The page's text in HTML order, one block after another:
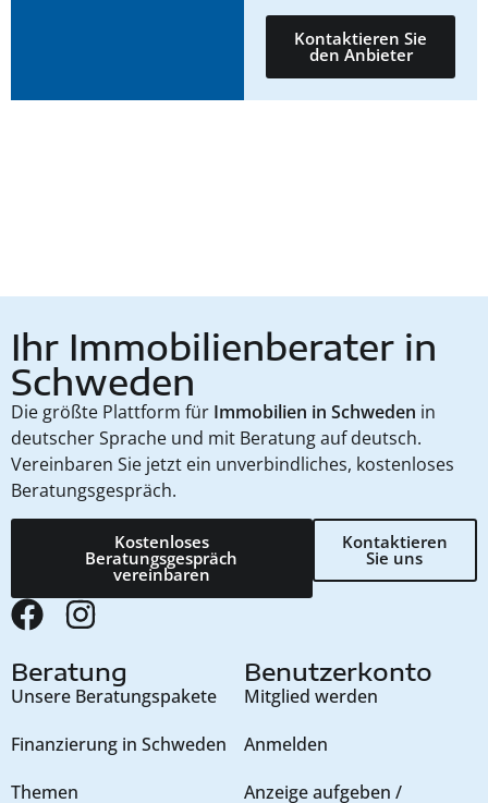
Kontaktieren Sie
den Anbieter
Ihr Immobilienberater in
Schweden
Die größte Plattform für Immobilien in Schweden in
deutscher Sprache und mit Beratung auf deutsch.
Vereinbaren Sie jetzt ein unverbindliches, kostenloses
Beratungsgespräch.
Kostenloses
Beratungsgespräch
vereinbaren
Kontaktieren
Sie uns
Beratung
Unsere Beratungspakete
Finanzierung in Schweden
Themen
Benutzerkonto
Mitglied werden
Anmelden
Anzeige aufgeben /